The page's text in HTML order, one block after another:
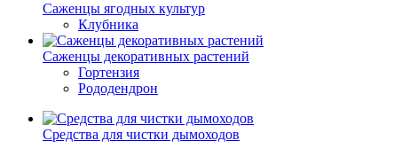
Саженцы ягодных культур
Клубника
Саженцы декоративных растений
Гортензия
Рододендрон
Средства для чистки дымоходов